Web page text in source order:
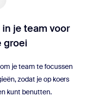
je team voor
groei
je team te focussen
zodat je op koers
kunt benutten.